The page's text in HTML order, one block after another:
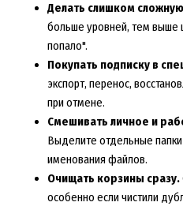
Делать слишком
больше уровней, тем выше
попало".
Покупать подписку в
экспорт, перенос,
при отмене.
Смешивать личное и
Выделите отдельные
именования файлов.
Очищать корзины сразу.
особенно если чистили